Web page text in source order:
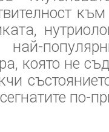
към
която не
по-